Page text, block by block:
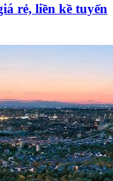
rẻ, liền kề tuyến